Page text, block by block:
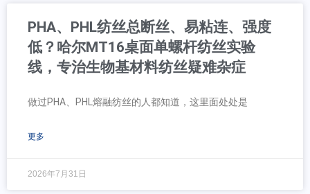
PHA、PHL纺丝总断丝、易粘连、强度
低？哈尔MT16桌面单螺杆纺丝实验
线，专治生物基材料纺丝疑难杂症
做过PHA、PHL熔融纺丝的人都知道，这里面处处是
更多
2026年7月31日